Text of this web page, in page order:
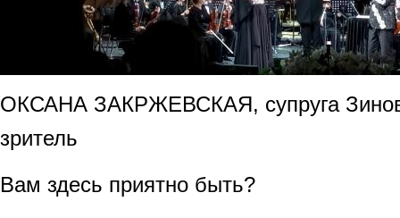
ОКСАНА ЗАКРЖЕВСКАЯ, супруга
зритель
Вам здесь приятно быть?